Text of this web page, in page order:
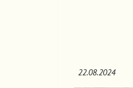
22.08.2024